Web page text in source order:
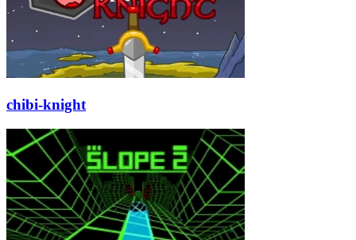
chibi-knight